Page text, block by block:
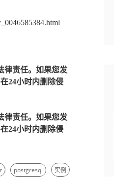
律责任。如果您发
24小时内删除侵
律责任。如果您发
24小时内删除侵
postgresql 实例